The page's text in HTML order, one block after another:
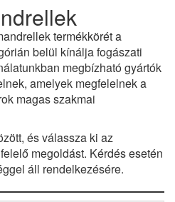
termékkörét a
belül kínálja fogászati
megbízható gyártók
amelyek megfelelnek a
magas szakmai
és válassza ki az
megoldást. Kérdés esetén
áll rendelkezésére.